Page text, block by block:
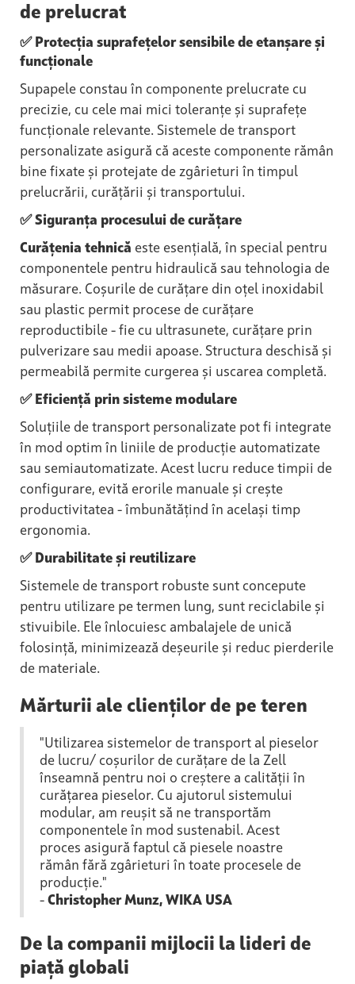
de prelucrat
✅ Protecția suprafețelor sensibile de etanșare și
funcționale
Supapele constau în componente prelucrate cu
precizie, cu cele mai mici toleranțe și suprafețe
funcționale relevante. Sistemele de transport
personalizate asigură că aceste componente rămân
bine fixate și protejate de zgârieturi în timpul
prelucrării, curățării și transportului.
✅ Siguranța procesului de curățare
Curățenia tehnică este esențială, în special pentru
componentele pentru hidraulică sau tehnologia de
măsurare. Coșurile de curățare din oțel inoxidabil
sau plastic permit procese de curățare
reproductibile - fie cu ultrasunete, curățare prin
pulverizare sau medii apoase. Structura deschisă și
permeabilă permite curgerea și uscarea completă.
✅ Eficiență prin sisteme modulare
Soluțiile de transport personalizate pot fi integrate
în mod optim în liniile de producție automatizate
sau semiautomatizate. Acest lucru reduce timpii de
configurare, evită erorile manuale și crește
productivitatea - îmbunătățind în același timp
ergonomia.
✅ Durabilitate și reutilizare
Sistemele de transport robuste sunt concepute
pentru utilizare pe termen lung, sunt reciclabile și
stivuibile. Ele înlocuiesc ambalajele de unică
folosință, minimizează deșeurile și reduc pierderile
de materiale.
Mărturii ale clienților de pe teren
"Utilizarea sistemelor de transport al pieselor
de lucru/ coșurilor de curățare de la Zell
înseamnă pentru noi o creștere a calității în
curățarea pieselor. Cu ajutorul sistemului
modular, am reușit să ne transportăm
componentele în mod sustenabil. Acest
proces asigură faptul că piesele noastre
rămân fără zgârieturi în toate procesele de
producție."
- Christopher Munz, WIKA USA
De la companii mijlocii la lideri de
piață globali